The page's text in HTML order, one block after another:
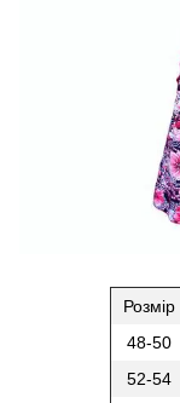
Розмір
48-50
52-54